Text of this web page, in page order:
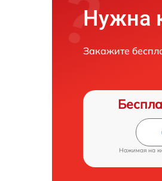
Нужна
Закажите
Нажимая на